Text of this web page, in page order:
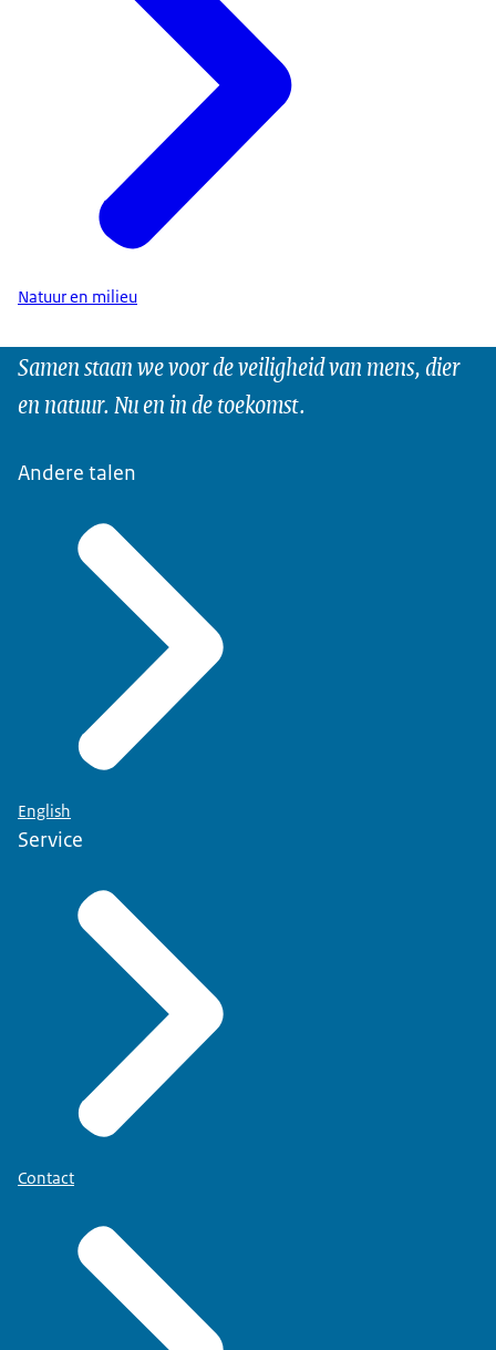
Natuur en milieu
Samen staan we voor de veiligheid van mens, dier
en natuur. Nu en in de toekomst.
Andere talen
English
Service
Contact